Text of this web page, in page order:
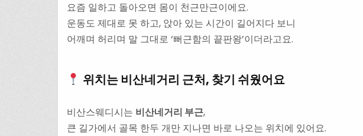
요즘 일하고 돌아오면 몸이 천근만근이에요.
운동도 제대로 못 하고, 앉아 있는 시간이 길어지다 보니
어깨며 허리며 말 그대로 ‘뻐근함의 끝판왕’이더라고요.
위치는 비산네거리 근처, 찾기 쉬웠어요
비산스웨디시는 비산네거리 부근,
큰 길가에서 골목 한두 개만 지나면 바로 나오는 위치에 있어요.